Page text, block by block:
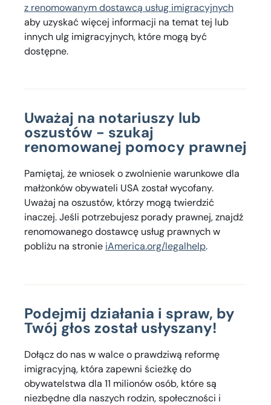
z renomowanym dostawcą usług imigracyjnych
aby uzyskać więcej informacji na temat tej lub
innych ulg imigracyjnych, które mogą być
dostępne.
Uważaj na notariuszy lub
oszustów - szukaj
renomowanej pomocy prawnej
Pamiętaj, że wniosek o zwolnienie warunkowe dla
małżonków obywateli USA został wycofany.
Uważaj na oszustów, którzy mogą twierdzić
inaczej. Jeśli potrzebujesz porady prawnej, znajdź
renomowanego dostawcę usług prawnych w
pobliżu na stronie iAmerica.org/legalhelp.
Podejmij działania i spraw, by
Twój głos został usłyszany!
Dołącz do nas w walce o prawdziwą reformę
imigracyjną, która zapewni ścieżkę do
obywatelstwa dla 11 milionów osób, które są
niezbędne dla naszych rodzin, społeczności i